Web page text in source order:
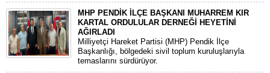
MHP PENDİK İLÇE BAŞKANI MUHARREM KIR
KARTAL ORDULULAR DERNEĞİ HEYETİNİ
AĞIRLADI
​Milliyetçi Hareket Partisi (MHP) Pendik İlçe
Başkanlığı, bölgedeki sivil toplum kuruluşlarıyla
temaslarını sürdürüyor.